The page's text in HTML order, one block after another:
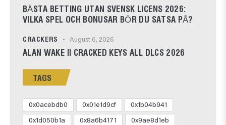
BÄSTA BETTING UTAN SVENSK LICENS 2026:
VILKA SPEL OCH BONUSAR BÖR DU SATSA PÅ?
CRACKERS August 6, 2026
ALAN WAKE II CRACKED KEYS ALL DLCS 2026
TAGS
0x0acebdb0 0x01e1d9cf 0x1b04b941
0x1d050b1a 0x8a6b4171 0x9ae8d1eb